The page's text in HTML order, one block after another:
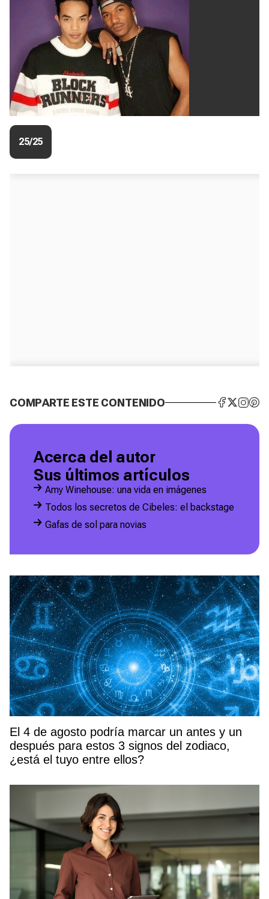
25/25
COMPARTE ESTE CONTENIDO
Acerca del autor
Sus últimos artículos
Amy Winehouse: una vida en imágenes
Todos los secretos de Cibeles: el backstage
Gafas de sol para novias
El 4 de agosto podría marcar un antes y un
después para estos 3 signos del zodiaco,
¿está el tuyo entre ellos?